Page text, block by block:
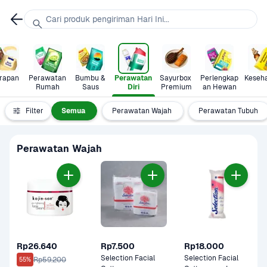
Perawatan
Rumah
Bumbu &
Saus
Perawatan
Diri
Sayurbox
Premium
Perlengkap
an Hewan
Filter Semua Perawatan Wajah Perawatan Tubuh
Perawatan Wajah
Rp26.640
55% Rp59.200
Rp7.500
Selection Facial
Rp18.000
Selection Facial
Cari produk pengiriman Hari Ini...